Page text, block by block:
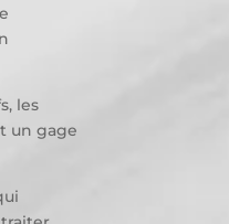
les
un gage